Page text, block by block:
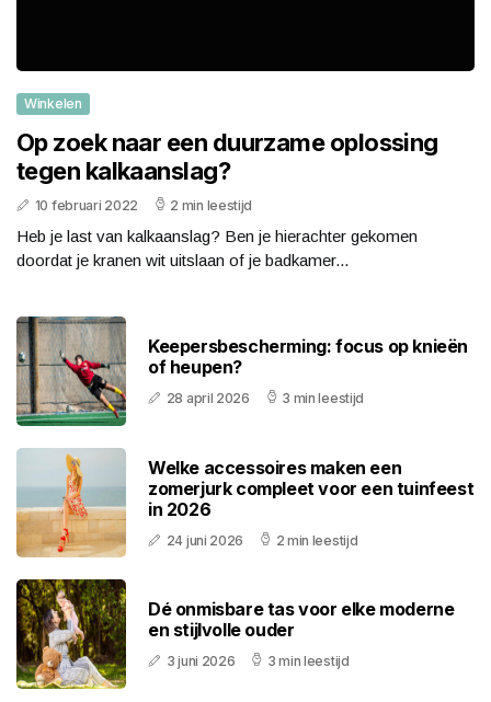
Winkelen
Op zoek naar een duurzame oplossing
tegen kalkaanslag?
10 februari 2022 2 min leestijd
Heb je last van kalkaanslag? Ben je hierachter gekomen
doordat je kranen wit uitslaan of je badkamer...
Keepersbescherming: focus op knieën
of heupen?
28 april 2026 3 min leestijd
Welke accessoires maken een
zomerjurk compleet voor een tuinfeest
in 2026
24 juni 2026 2 min leestijd
Dé onmisbare tas voor elke moderne
en stijlvolle ouder
3 juni 2026 3 min leestijd